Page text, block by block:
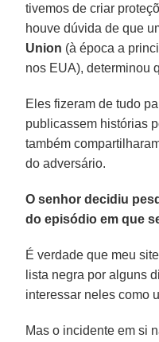
tivemos de criar
houve dúvida de que
Union (à época a
nos EUA), determinou
Eles fizeram de tudo
publicassem histórias
também
do adversário.
O senhor decidiu
do episódio em que
É verdade que meu
lista negra por alguns
interessar neles como
Mas o incidente em si